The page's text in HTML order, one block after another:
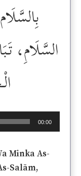
السَّلَامِ،
00:00
Minka As-
Salām,